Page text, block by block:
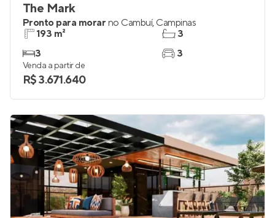
The Mark
Pronto para morar no Cambuí, Campinas
193 m²
3
3
3
Venda a partir de
R$ 3.671.640